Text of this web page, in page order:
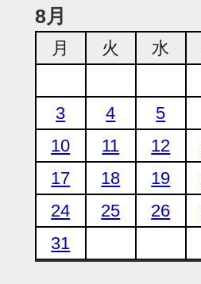
8月
月 火 水
3
4 5
10
11 12
17
18 19
24
25 26
31